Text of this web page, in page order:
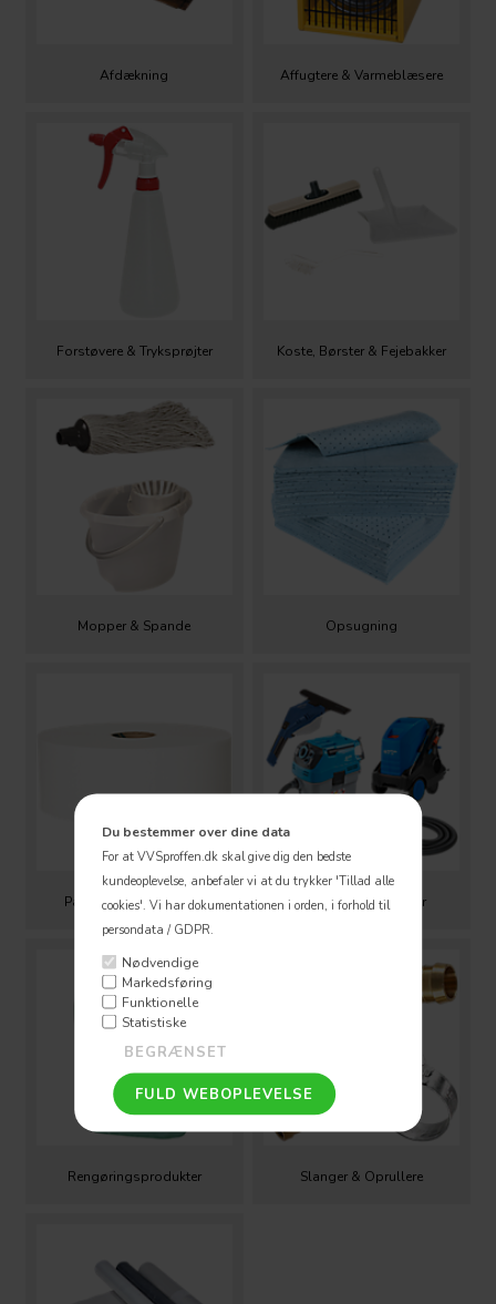
Du bestemmer over dine data
For at VVSproffen.dk skal give dig den bedste
kundeoplevelse, anbefaler vi at du trykker 'Tillad alle
cookies'. Vi har dokumentationen i orden, i forhold til
persondata / GDPR.
Nødvendige
Markedsføring
Funktionelle
Statistiske
Afdækning Affugtere & Varmeblæsere
Forstøvere & Tryksprøjter Koste, Børster & Fejebakker
Mopper & Spande Opsugning
Papir, klude & svampe Rengøringsmaskiner
Rengøringsprodukter Slanger & Oprullere